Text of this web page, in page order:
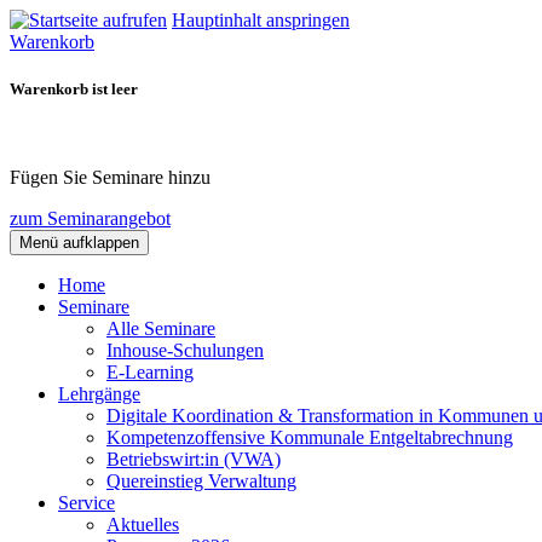
Hauptinhalt anspringen
Warenkorb
Warenkorb ist leer
Fügen Sie Seminare hinzu
zum Seminarangebot
Menü aufklappen
Home
Seminare
Alle Seminare
Inhouse-Schulungen
E-Learning
Lehrgänge
Digitale Koordination & Transformation in Kommunen
Kompetenzoffensive Kommunale Entgeltabrechnung
Betriebswirt:in (VWA)
Quereinstieg Verwaltung
Service
Aktuelles